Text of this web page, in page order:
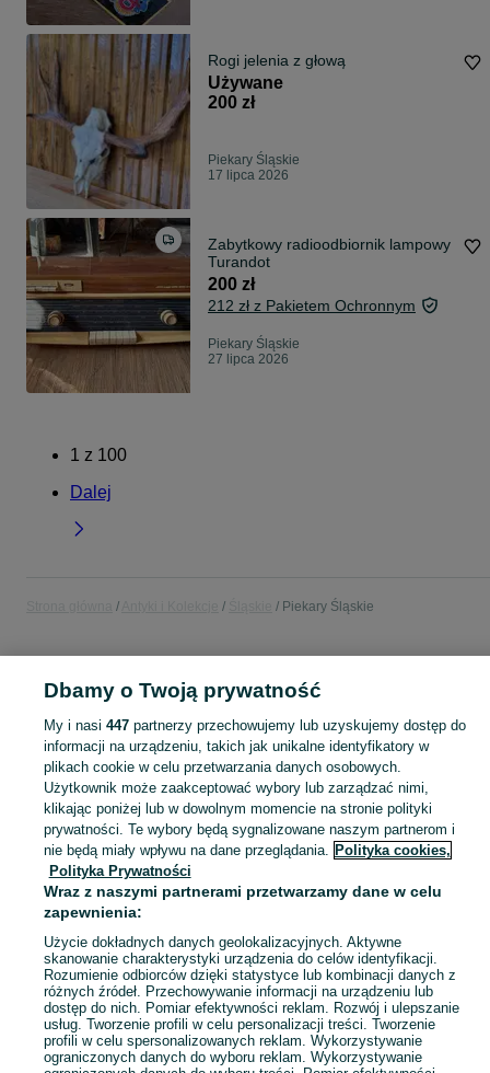
Rogi jelenia z głową
Używane
200 zł
Piekary Śląskie
17 lipca 2026
Zabytkowy radioodbiornik lampowy
Turandot
200 zł
212 zł z Pakietem Ochronnym
Piekary Śląskie
27 lipca 2026
1 z 100
Dalej
Piekary Śląskie
KATEGORIA
Antyki i przedmioty kolekcjonerskie na OLX – odkryj wyjątkowe oferty antyków i rzadkich przedmiotów. Sprawdź unikalne kolekcje! Piekary Śląskie i okolice.
Mapa kategorii
Mapa miejscowości
Mapa ministron
Popularne wyszukiwania
Dbamy o Twoją prywatność
My i nasi 447partnerzy przechowujemy lub uzyskujemy dostęp do
informacji na urządzeniu, takich jak unikalne identyfikatory w
plikach cookie w celu przetwarzania danych osobowych.
Użytkownik może zaakceptować wybory lub zarządzać nimi,
klikając poniżej lub w dowolnym momencie na stronie polityki
prywatności. Te wybory będą sygnalizowane naszym partnerom i
nie będą miały wpływu na dane przeglądania. Polityka cookies,
Polityka Prywatności
Wraz z naszymi partnerami przetwarzamy dane w celu
zapewnienia:
Użycie dokładnych danych geolokalizacyjnych. Aktywne
skanowanie charakterystyki urządzenia do celów identyfikacji.
Rozumienie odbiorców dzięki statystyce lub kombinacji danych z
różnych źródeł. Przechowywanie informacji na urządzeniu lub
dostęp do nich. Pomiar efektywności reklam. Rozwój i ulepszanie
usług. Tworzenie profili w celu personalizacji treści. Tworzenie
profili w celu spersonalizowanych reklam. Wykorzystywanie
ograniczonych danych do wyboru reklam. Wykorzystywanie